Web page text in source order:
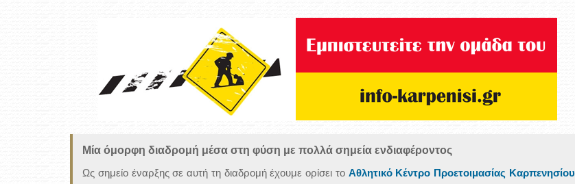
Μία όμορφη διαδρομή μέσα στη φύση με πολλά σημεία ενδιαφέροντος
Ως σημείο έναρξης σε αυτή τη διαδρομή έχουμε ορίσει το Αθλητικό Κέντρο Προετοιμασίας Καρπενησίου